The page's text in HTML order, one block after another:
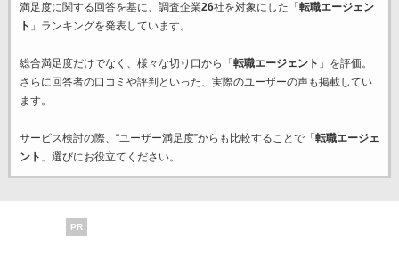
満足度に関する回答を基に、調査企業26社を対象にした「 転職エージェン
ト 」ランキングを発表しています。
総合満足度だけでなく、様々な切り口から「 転職エージェント 」を評価。
さらに回答者の口コミや評判といった、実際のユーザーの声も掲載してい
ます。
サービス検討の際、“ユーザー満足度”からも比較することで「 転職エージェ
ント 」選びにお役立てください。
PR